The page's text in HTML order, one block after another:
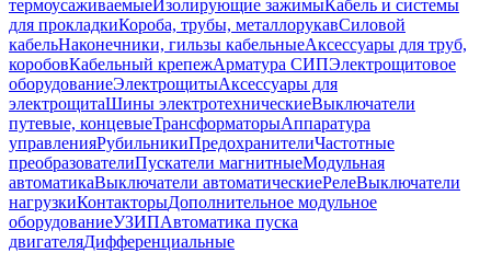
термоусаживаемыеИзолирующие зажимыКабель и системы
для прокладкиКороба, трубы, металлорукавСиловой
кабельНаконечники, гильзы кабельныеАксессуары для труб,
коробовКабельный крепежАрматура СИПЭлектрощитовое
оборудованиеЭлектрощитыАксессуары для
электрощитаШины электротехническиеВыключатели
путевые, концевыеТрансформаторыАппаратура
управленияРубильникиПредохранителиЧастотные
преобразователиПускатели магнитныеМодульная
автоматикаВыключатели автоматическиеРелеВыключатели
нагрузкиКонтакторыДополнительное модульное
оборудованиеУЗИПАвтоматика пуска
двигателяДифференциальные